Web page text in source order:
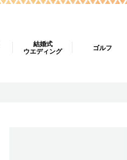
結婚式
ウエディング
ゴルフ